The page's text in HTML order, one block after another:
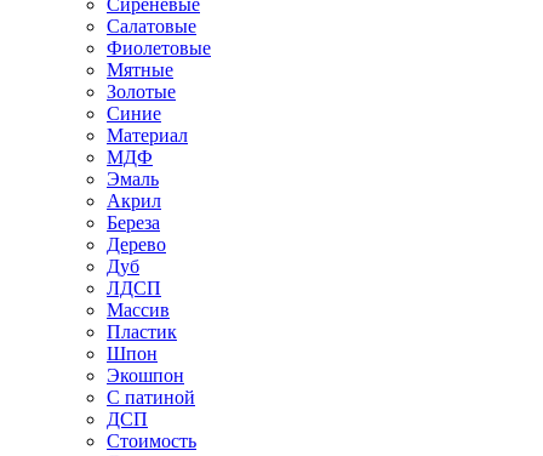
Сиреневые
Салатовые
Фиолетовые
Мятные
Золотые
Синие
Материал
МДФ
Эмаль
Акрил
Береза
Дерево
Дуб
ЛДСП
Массив
Пластик
Шпон
Экошпон
С патиной
ДСП
Стоимость